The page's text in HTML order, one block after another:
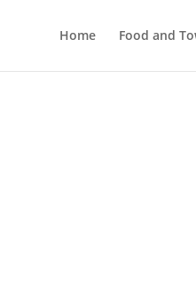
Home Food and